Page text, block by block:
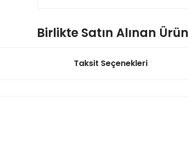
Birlikte Satın Alınan
L9110 Sürücülü Motor ve Fan Modülü
Taksit Seçenekleri